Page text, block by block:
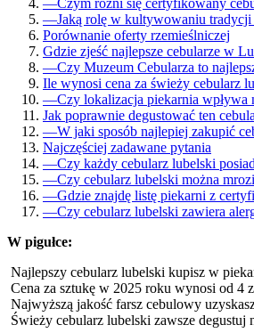
—Jaką rolę w kultywowaniu
Porównanie oferty rzemieślniczej
Gdzie zjeść najlepsze cebularze w
—Czy Muzeum Cebularza to
Ile wynosi cena za świeży cebularz
—Czy lokalizacja piekarnia wpływa
Jak poprawnie degustować ten
—W jaki sposób najlepiej zakupić
Najczęściej zadawane pytania
—Czy każdy cebularz lubelski
—Czy cebularz lubelski można
—Gdzie znajdę listę piekarni z
—Czy cebularz lubelski zawiera
W pigułce:
Najlepszy cebularz lubelski kupisz w
Cena za sztukę w 2025 roku wynosi od 4
Najwyższą jakość farsz cebulowy
Świeży cebularz lubelski zawsze degustuj